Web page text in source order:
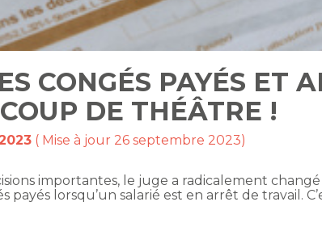
CONGÉS PAYÉS ET
DE THÉÂTRE !
( Mise à jour 26 septembre 2023)
importantes, le juge a radicalement
payés lorsqu’un salarié est en arrêt de travail.